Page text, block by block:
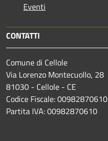
Eventi
CONTATTI
Comune di Cellole
Via Lorenzo Montecuollo, 28
81030 - Cellole - CE
Codice Fiscale: 00982870610
Partita IVA: 00982870610